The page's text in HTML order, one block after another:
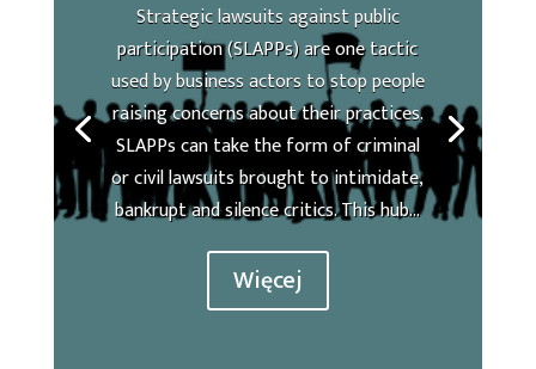
Strategic lawsuits against public
participation (SLAPPs) are one tactic
used by business actors to stop people
raising concerns about their practices.
SLAPPs can take the form of criminal
or civil lawsuits brought to intimidate,
bankrupt and silence critics. This hub...
Więcej